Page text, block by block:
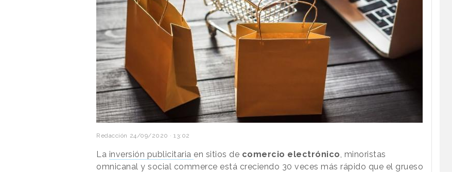
Redacción 24/09/2020 · 13:02
La inversión publicitaria en sitios de comercio electrónico , minoristas
omnicanal y social commerce está creciendo 30 veces más rápido que el grueso